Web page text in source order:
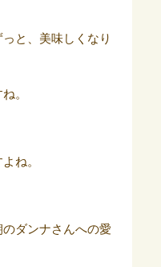
と、美味しくなり
。
ね。
ダンナさんへの愛